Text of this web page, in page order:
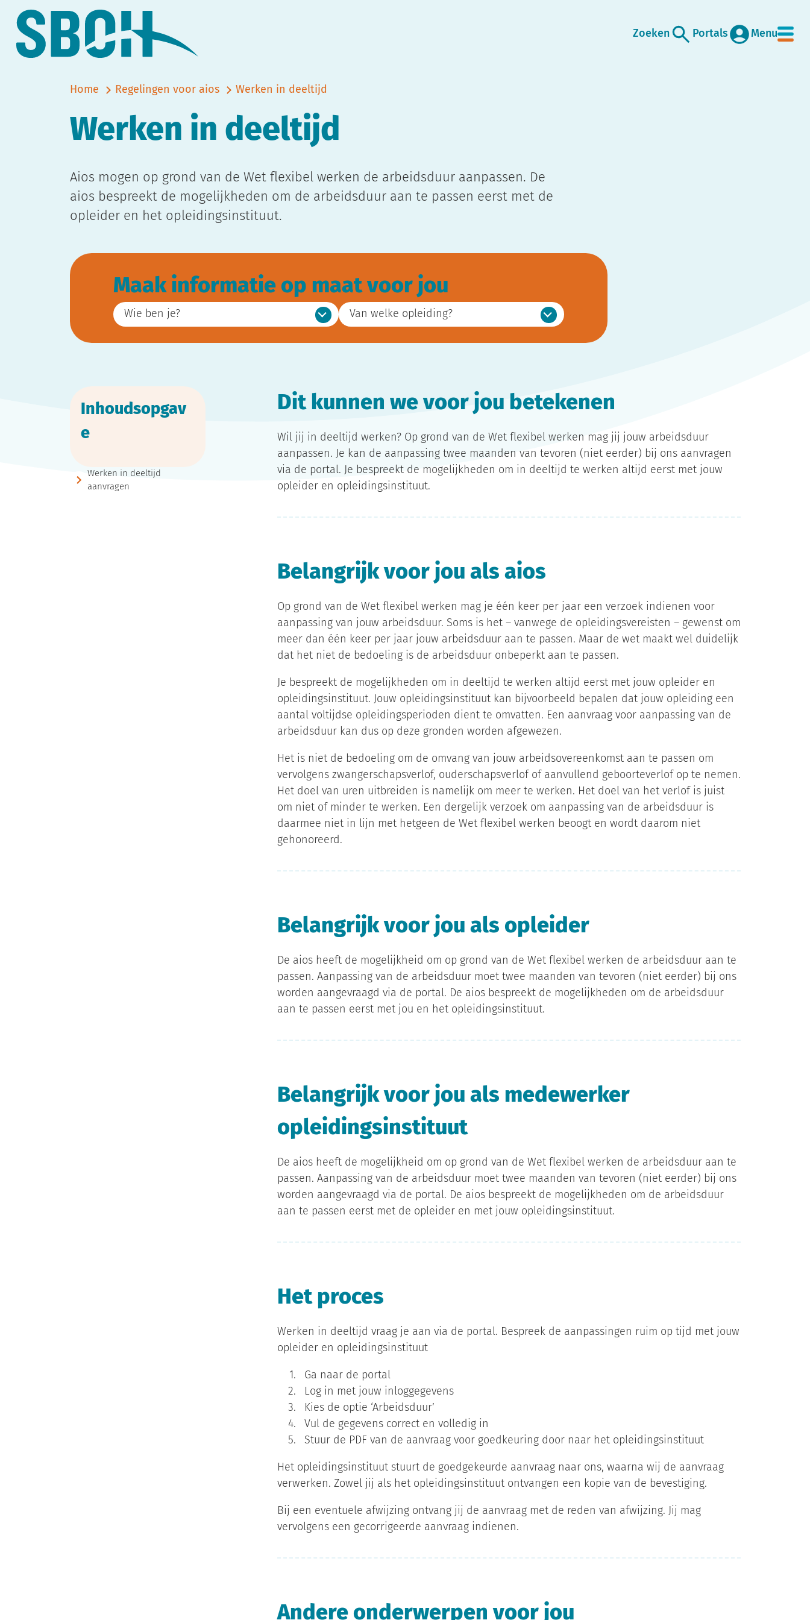
Zoeken Portals Menu
Home Regelingen voor aios Werken in deeltijd
Werken in deeltijd
Aios mogen op grond van de Wet flexibel werken de arbeidsduur aanpassen. De
aios bespreekt de mogelijkheden om de arbeidsduur aan te passen eerst met de
opleider en het opleidingsinstituut.
Maak informatie op maat voor jou
Wie ben je? Van welke opleiding?
Inhoudsopgav
e
Werken in deeltijd
aanvragen
Dit kunnen we voor jou betekenen
Wil jij in deeltijd werken? Op grond van de Wet flexibel werken mag jij jouw arbeidsduur
aanpassen. Je kan de aanpassing twee maanden van tevoren (niet eerder) bij ons aanvragen
via de portal. Je bespreekt de mogelijkheden om in deeltijd te werken altijd eerst met jouw
opleider en opleidingsinstituut.
Belangrijk voor jou als aios
Op grond van de Wet flexibel werken mag je één keer per jaar een verzoek indienen voor
aanpassing van jouw arbeidsduur. Soms is het – vanwege de opleidingsvereisten – gewenst om
meer dan één keer per jaar jouw arbeidsduur aan te passen. Maar de wet maakt wel duidelijk
dat het niet de bedoeling is de arbeidsduur onbeperkt aan te passen.
Je bespreekt de mogelijkheden om in deeltijd te werken altijd eerst met jouw opleider en
opleidingsinstituut. Jouw opleidingsinstituut kan bijvoorbeeld bepalen dat jouw opleiding een
aantal voltijdse opleidingsperioden dient te omvatten. Een aanvraag voor aanpassing van de
arbeidsduur kan dus op deze gronden worden afgewezen.
Het is niet de bedoeling om de omvang van jouw arbeidsovereenkomst aan te passen om
vervolgens zwangerschapsverlof, ouderschapsverlof of aanvullend geboorteverlof op te nemen.
Het doel van uren uitbreiden is namelijk om meer te werken. Het doel van het verlof is juist
om niet of minder te werken. Een dergelijk verzoek om aanpassing van de arbeidsduur is
daarmee niet in lijn met hetgeen de Wet flexibel werken beoogt en wordt daarom niet
gehonoreerd.
Belangrijk voor jou als opleider
De aios heeft de mogelijkheid om op grond van de Wet flexibel werken de arbeidsduur aan te
passen. Aanpassing van de arbeidsduur moet twee maanden van tevoren (niet eerder) bij ons
worden aangevraagd via de portal. De aios bespreekt de mogelijkheden om de arbeidsduur
aan te passen eerst met jou en het opleidingsinstituut.
Belangrijk voor jou als medewerker
opleidingsinstituut
De aios heeft de mogelijkheid om op grond van de Wet flexibel werken de arbeidsduur aan te
passen. Aanpassing van de arbeidsduur moet twee maanden van tevoren (niet eerder) bij ons
worden aangevraagd via de portal. De aios bespreekt de mogelijkheden om de arbeidsduur
aan te passen eerst met de opleider en met jouw opleidingsinstituut.
Het proces
Werken in deeltijd vraag je aan via de portal. Bespreek de aanpassingen ruim op tijd met jouw
opleider en opleidingsinstituut
Ga naar de portal
Log in met jouw inloggegevens
Kies de optie ‘Arbeidsduur’
Vul de gegevens correct en volledig in
Stuur de PDF van de aanvraag voor goedkeuring door naar het opleidingsinstituut
Het opleidingsinstituut stuurt de goedgekeurde aanvraag naar ons, waarna wij de aanvraag
verwerken. Zowel jij als het opleidingsinstituut ontvangen een kopie van de bevestiging.
Bij een eventuele afwijzing ontvang jij de aanvraag met de reden van afwijzing. Jij mag
vervolgens een gecorrigeerde aanvraag indienen.
Andere onderwerpen voor jou